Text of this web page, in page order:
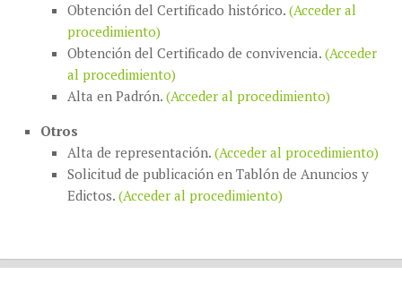
Obtención del Certificado histórico. (Acceder al
procedimiento)
Obtención del Certificado de convivencia. (Acceder
al procedimiento)
Alta en Padrón. (Acceder al procedimiento)
Otros
Alta de representación. (Acceder al procedimiento)
Solicitud de publicación en Tablón de Anuncios y
Edictos. (Acceder al procedimiento)